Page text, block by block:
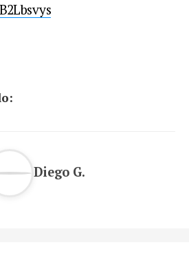
Diego G.